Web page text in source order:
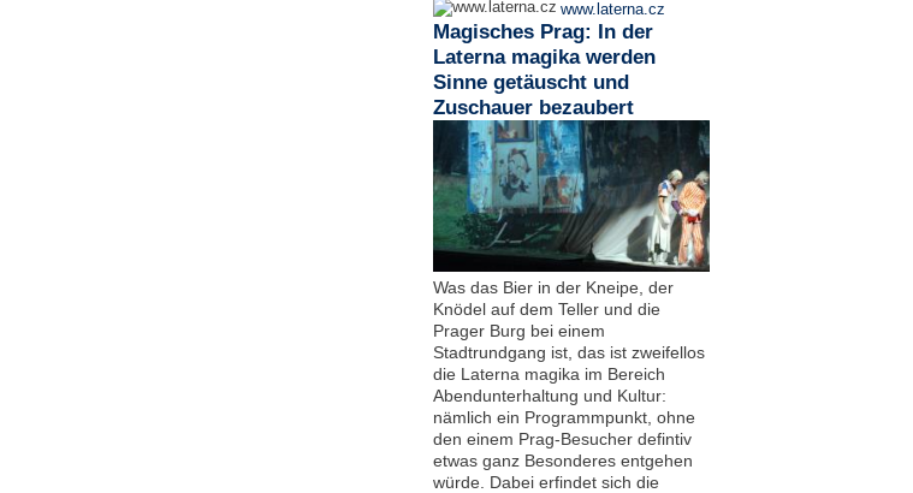
www.laterna.cz
Magisches Prag: In der
Laterna magika werden
Sinne getäuscht und
Zuschauer bezaubert
Was das Bier in der Kneipe, der
Knödel auf dem Teller und die
Prager Burg bei einem
Stadtrundgang ist, das ist zweifellos
die Laterna magika im Bereich
Abendunterhaltung und Kultur:
nämlich ein Programmpunkt, ohne
den einem Prag-Besucher defintiv
etwas ganz Besonderes entgehen
würde. Dabei erfindet sich die